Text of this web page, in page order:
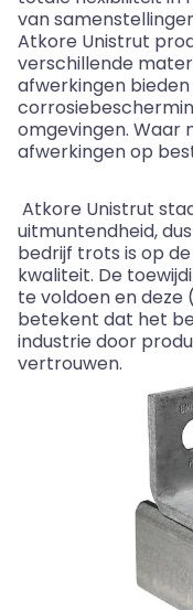
van
Atkore Unistrut
verschillende
afwerkingen
omgevingen. Waar
afwerkingen op
Atkore Unistrut
uitmuntendheid,
bedrijf trots is op
kwaliteit. De
te voldoen en
betekent dat het
industrie door
vertrouwen.